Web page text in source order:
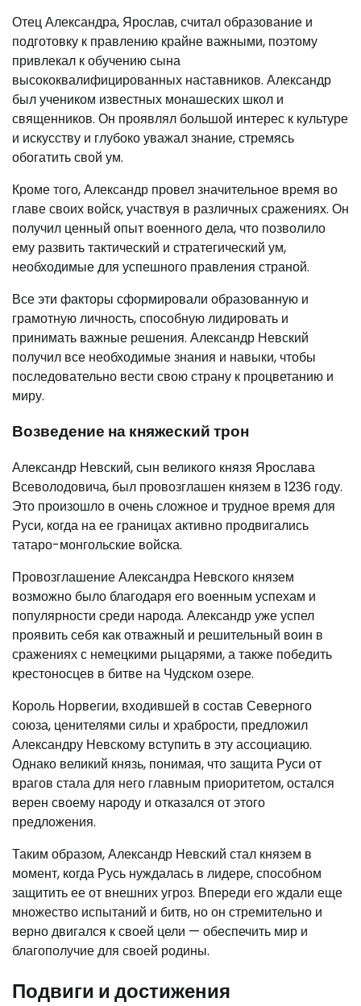
Отец Александра, Ярослав, считал образование и
подготовку к правлению крайне важными, поэтому
привлекал к обучению сына
высококвалифицированных наставников. Александр
был учеником известных монашеских школ и
священников. Он проявлял большой интерес к культуре
и искусству и глубоко уважал знание, стремясь
обогатить свой ум.
Кроме того, Александр провел значительное время во
главе своих войск, участвуя в различных сражениях. Он
получил ценный опыт военного дела, что позволило
ему развить тактический и стратегический ум,
необходимые для успешного правления страной.
Все эти факторы сформировали образованную и
грамотную личность, способную лидировать и
принимать важные решения. Александр Невский
получил все необходимые знания и навыки, чтобы
последовательно вести свою страну к процветанию и
миру.
Возведение на княжеский трон
Александр Невский, сын великого князя Ярослава
Всеволодовича, был провозглашен князем в 1236 году.
Это произошло в очень сложное и трудное время для
Руси, когда на ее границах активно продвигались
татаро-монгольские войска.
Провозглашение Александра Невского князем
возможно было благодаря его военным успехам и
популярности среди народа. Александр уже успел
проявить себя как отважный и решительный воин в
сражениях с немецкими рыцарями, а также победить
крестоносцев в битве на Чудском озере.
Король Норвегии, входившей в состав Северного
союза, ценителями силы и храбрости, предложил
Александру Невскому вступить в эту ассоциацию.
Однако великий князь, понимая, что защита Руси от
врагов стала для него главным приоритетом, остался
верен своему народу и отказался от этого
предложения.
Таким образом, Александр Невский стал князем в
момент, когда Русь нуждалась в лидере, способном
защитить ее от внешних угроз. Впереди его ждали еще
множество испытаний и битв, но он стремительно и
верно двигался к своей цели — обеспечить мир и
благополучие для своей родины.
Подвиги и достижения